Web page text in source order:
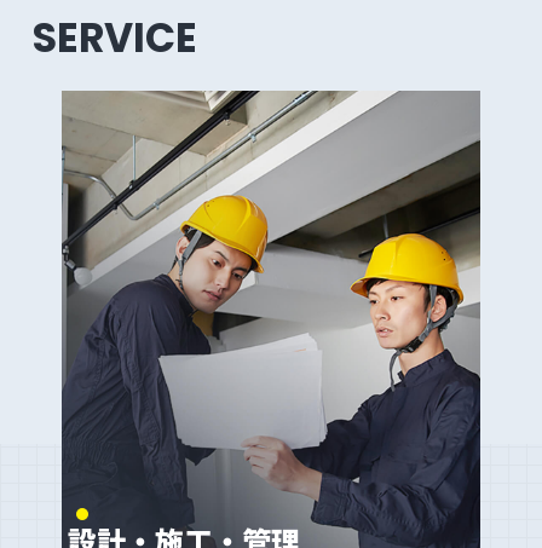
SERVICE